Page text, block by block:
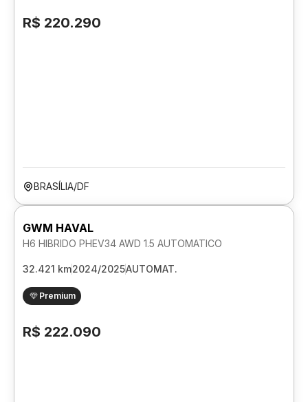
R$ 220.290
BRASÍLIA/DF
GWM HAVAL
H6 HIBRIDO PHEV34 AWD 1.5 AUTOMATICO
32.421 km2024/2025AUTOMAT.
Premium
R$ 222.090